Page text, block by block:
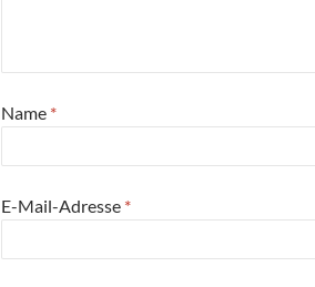
Name *
E-Mail-Adresse *